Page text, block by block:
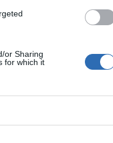
or Sharing
for which it